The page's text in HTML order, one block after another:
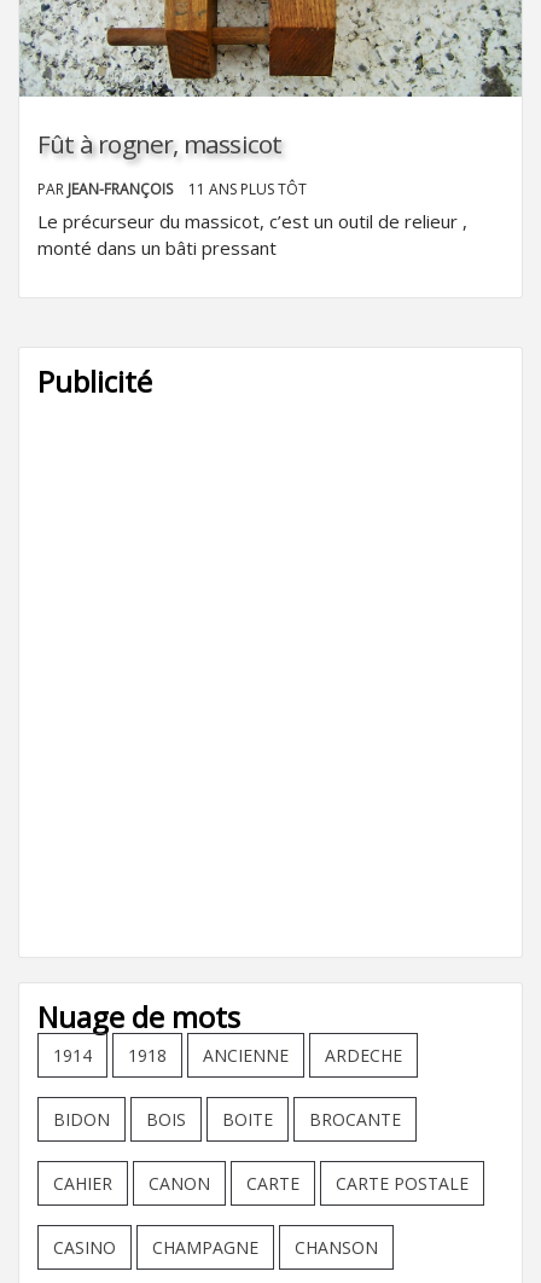
Fût à rogner, massicot
PAR JEAN-FRANÇOIS 11 ANS PLUS TÔT
Le précurseur du massicot, c’est un outil de relieur ,
monté dans un bâti pressant
Publicité
Nuage de mots
1914 1918 ANCIENNE ARDECHE
BIDON BOIS BOITE BROCANTE
CAHIER CANON CARTE CARTE POSTALE
CASINO CHAMPAGNE CHANSON